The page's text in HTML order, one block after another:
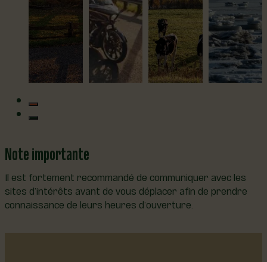
Note importante
Il est fortement recommandé de communiquer avec les
sites d’intérêts avant de vous déplacer afin de prendre
connaissance de leurs heures d’ouverture.